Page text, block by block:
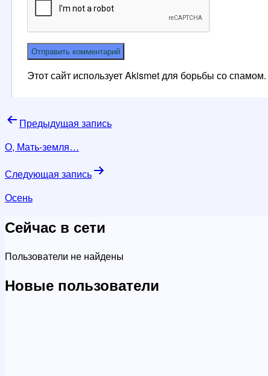
Этот сайт использует Akismet для борьбы со спамом.
Навигация
по
Предыдущая запись
О, Мать-земля…
Следующая запись
Осень
Сейчас в сети
Пользователи не найдены
Новые пользователи